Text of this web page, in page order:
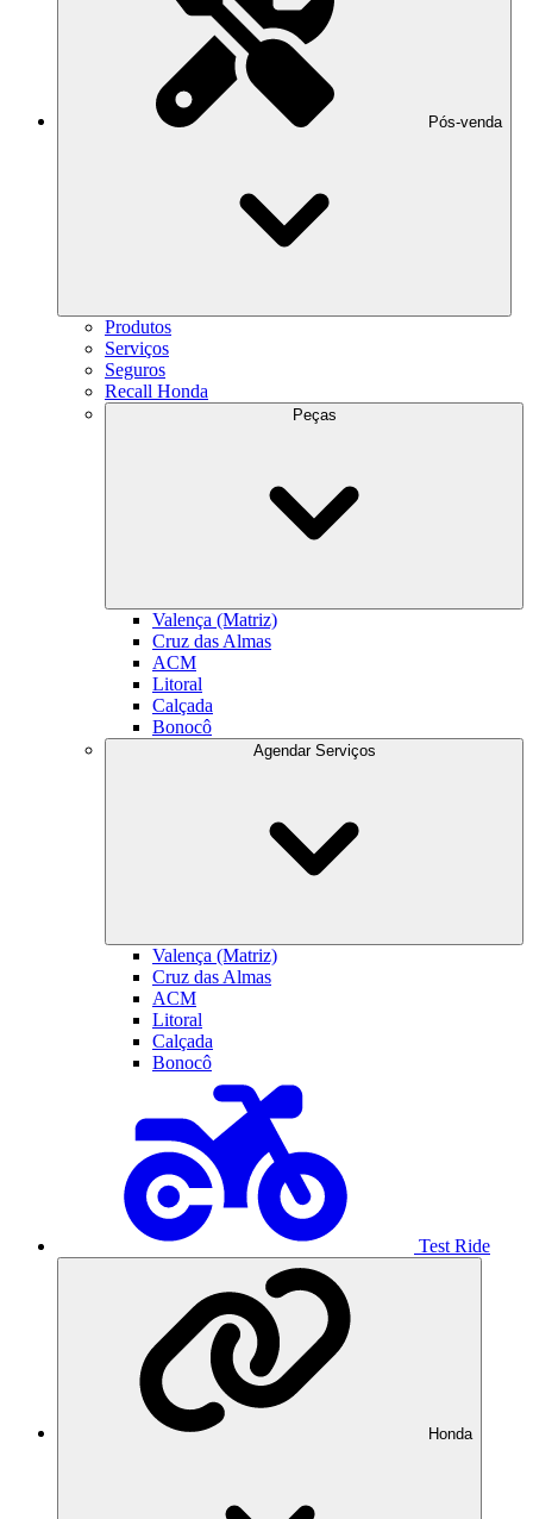
Pós-venda
Produtos
Serviços
Seguros
Recall Honda
Valença (Matriz)
Cruz das Almas
ACM
Litoral
Calçada
Bonocô
Valença (Matriz)
Cruz das Almas
ACM
Litoral
Calçada
Bonocô
Test Ride
Honda